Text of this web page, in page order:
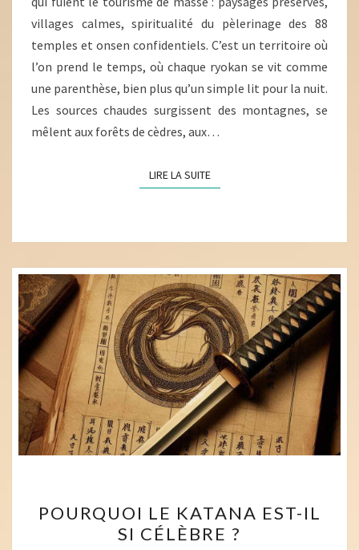
villages calmes, spiritualité du pèlerinage des 88
temples et onsen confidentiels. C’est un territoire où
l’on prend le temps, où chaque ryokan se vit comme
une parenthèse, bien plus qu’un simple lit pour la nuit.
Les sources chaudes surgissent des montagnes, se
mêlent aux forêts de cèdres, aux…
LIRE LA SUITELIRE LA SUITE
LE
KATANA
POURQUOI LE KATANA EST-IL
SI CÉLÈBRE ?